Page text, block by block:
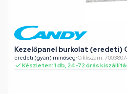
Kezelőpanel burkolat (eredeti)
eredeti (gyári) minőség•Cikkszám:
Készleten: 1 db, 24-72 órás